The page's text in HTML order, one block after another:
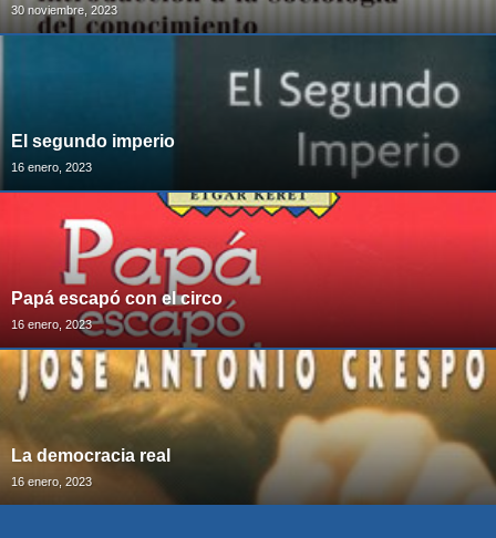
30 noviembre, 2023
El segundo imperio
16 enero, 2023
Papá escapó con el circo
16 enero, 2023
La democracia real
16 enero, 2023